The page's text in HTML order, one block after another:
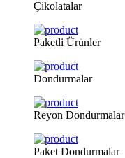
Çikolatalar
Paketli Ürünler
Dondurmalar
Reyon Dondurmalar
Paket Dondurmalar